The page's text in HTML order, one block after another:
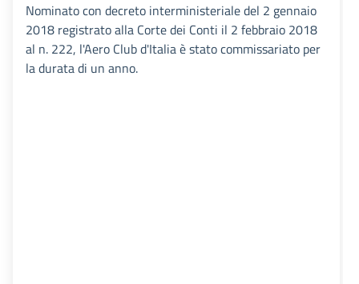
Nominato con decreto interministeriale del 2 gennaio
2018 registrato alla Corte dei Conti il 2 febbraio 2018
al n. 222, l'Aero Club d'Italia è stato commissariato per
la durata di un anno.